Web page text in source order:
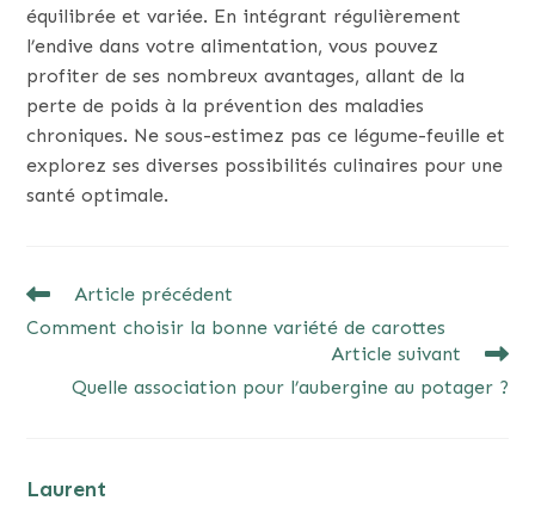
équilibrée et variée. En intégrant régulièrement
l’endive dans votre alimentation, vous pouvez
profiter de ses nombreux avantages, allant de la
perte de poids à la prévention des maladies
chroniques. Ne sous-estimez pas ce légume-feuille et
explorez ses diverses possibilités culinaires pour une
santé optimale.
READ
ARTICLES
Article précédent
Comment choisir la bonne variété de carottes
Article suivant
Quelle association pour l’aubergine au potager ?
Laurent